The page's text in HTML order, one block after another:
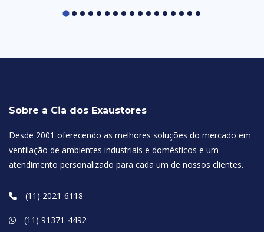
Sobre a Cia dos Exaustores
Desde 2001 oferecendo as melhores soluções do mercado em
ventilação de ambientes industriais e domésticos e um
atendimento personalizado para cada um de nossos clientes.
(11) 2021-6118
(11) 91371-4492